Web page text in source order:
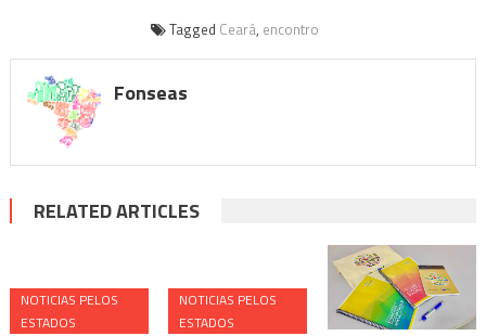
Tagged Ceará, encontro
Fonseas
RELATED ARTICLES
NOTICIAS PELOS
ESTADOS
NOTICIAS PELOS
ESTADOS